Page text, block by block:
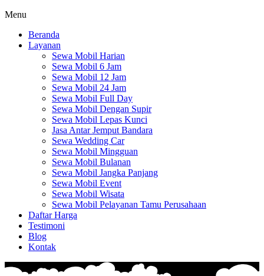
Menu
Beranda
Layanan
Sewa Mobil Harian
Sewa Mobil 6 Jam
Sewa Mobil 12 Jam
Sewa Mobil 24 Jam
Sewa Mobil Full Day
Sewa Mobil Dengan Supir
Sewa Mobil Lepas Kunci
Jasa Antar Jemput Bandara
Sewa Wedding Car
Sewa Mobil Mingguan
Sewa Mobil Bulanan
Sewa Mobil Jangka Panjang
Sewa Mobil Event
Sewa Mobil Wisata
Sewa Mobil Pelayanan Tamu Perusahaan
Daftar Harga
Testimoni
Blog
Kontak